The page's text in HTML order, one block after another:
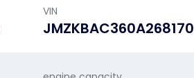
VIN
JMZKBAC360A268170